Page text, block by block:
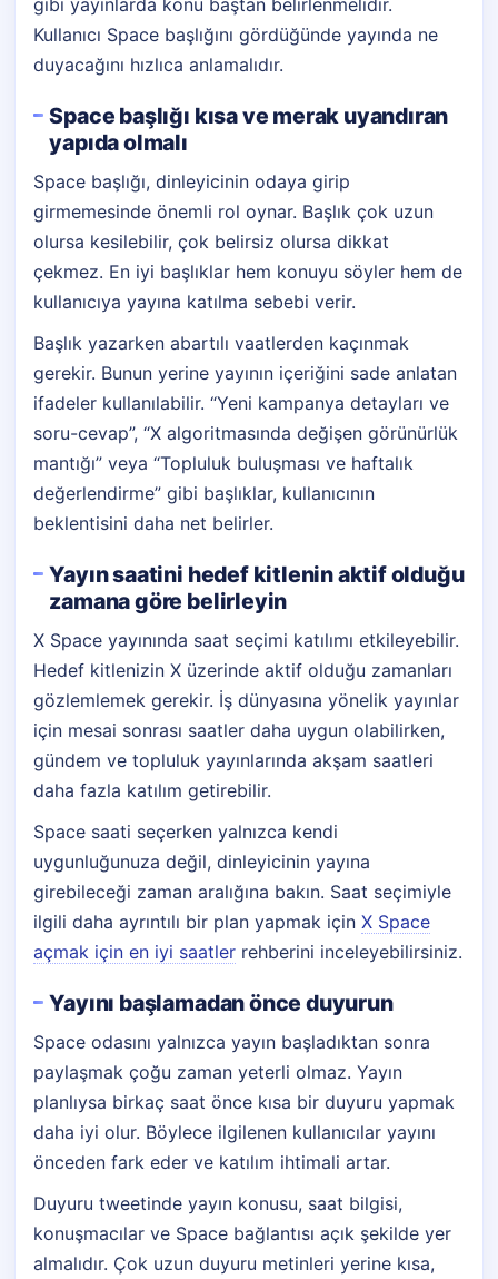
gibi yayınlarda konu baştan belirlenmelidir.
Kullanıcı Space başlığını gördüğünde yayında ne
duyacağını hızlıca anlamalıdır.
Space başlığı kısa ve merak uyandıran
yapıda olmalı
Space başlığı, dinleyicinin odaya girip
girmemesinde önemli rol oynar. Başlık çok uzun
olursa kesilebilir, çok belirsiz olursa dikkat
çekmez. En iyi başlıklar hem konuyu söyler hem de
kullanıcıya yayına katılma sebebi verir.
Başlık yazarken abartılı vaatlerden kaçınmak
gerekir. Bunun yerine yayının içeriğini sade anlatan
ifadeler kullanılabilir. “Yeni kampanya detayları ve
soru-cevap”, “X algoritmasında değişen görünürlük
mantığı” veya “Topluluk buluşması ve haftalık
değerlendirme” gibi başlıklar, kullanıcının
beklentisini daha net belirler.
Yayın saatini hedef kitlenin aktif olduğu
zamana göre belirleyin
X Space yayınında saat seçimi katılımı etkileyebilir.
Hedef kitlenizin X üzerinde aktif olduğu zamanları
gözlemlemek gerekir. İş dünyasına yönelik yayınlar
için mesai sonrası saatler daha uygun olabilirken,
gündem ve topluluk yayınlarında akşam saatleri
daha fazla katılım getirebilir.
Space saati seçerken yalnızca kendi
uygunluğunuza değil, dinleyicinin yayına
girebileceği zaman aralığına bakın. Saat seçimiyle
ilgili daha ayrıntılı bir plan yapmak içinX Space
açmak için en iyi saatler rehberini inceleyebilirsiniz.
Yayını başlamadan önce duyurun
Space odasını yalnızca yayın başladıktan sonra
paylaşmak çoğu zaman yeterli olmaz. Yayın
planlıysa birkaç saat önce kısa bir duyuru yapmak
daha iyi olur. Böylece ilgilenen kullanıcılar yayını
önceden fark eder ve katılım ihtimali artar.
Duyuru tweetinde yayın konusu, saat bilgisi,
konuşmacılar ve Space bağlantısı açık şekilde yer
almalıdır. Çok uzun duyuru metinleri yerine kısa,